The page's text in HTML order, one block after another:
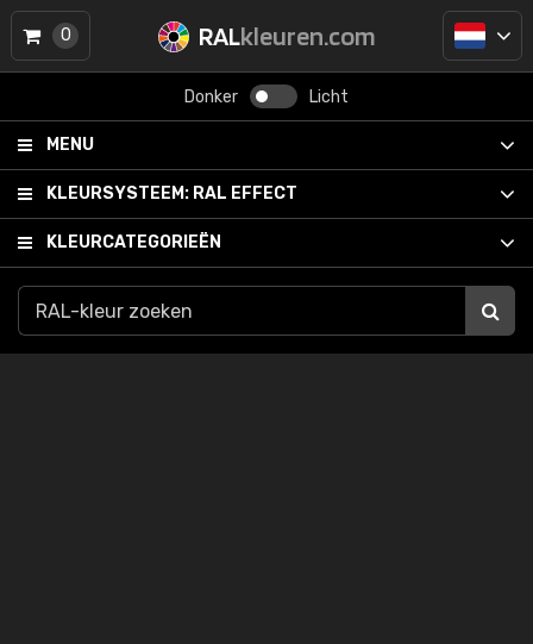
RALkleuren.com
Donker Licht
MENU
KLEURSYSTEEM: RAL EFFECT
KLEURCATEGORIEËN
0